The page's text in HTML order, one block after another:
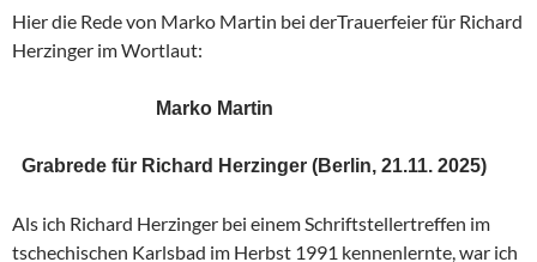
Hier die Rede von Marko Martin bei derTrauerfeier für Richard
Herzinger im Wortlaut:
Marko Martin
Grabrede für Richard Herzinger (Berlin, 21.11. 2025)
Als ich Richard Herzinger bei einem Schriftstellertreffen im
tschechischen Karlsbad im Herbst 1991 kennenlernte, war ich